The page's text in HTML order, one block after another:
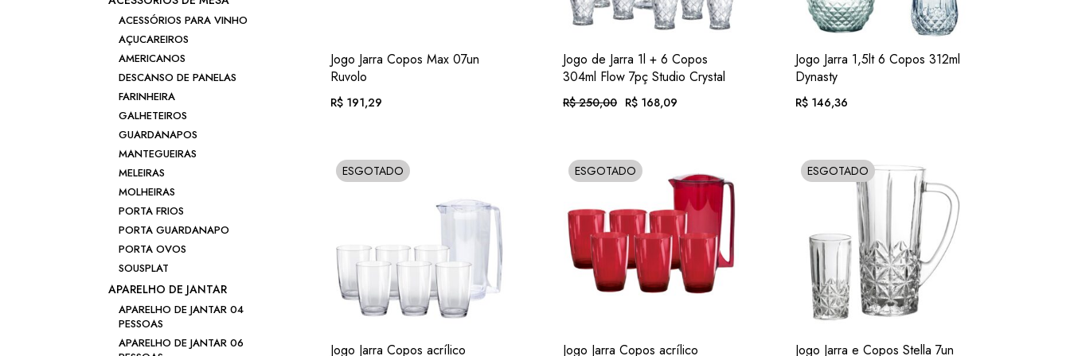
ADIC.
FAVORITOS
VER
Jogo Jarra Copos Max 07un
Ruvolo
R$191,29
ou .R$177,90. no Pix
ADIC.
FAVORITOS
VER
Jogo de Jarra 1l + 6 Copos
304ml Flow 7pç Studio Crystal
R$250,00
O R$168,09
O
ou .R$156,32. no Pix(7% desc.)
ADIC.
FAVORITOS
VER
Jogo Jarra 1,5lt 6 Copos 312ml
Dynasty
R$ 146,36
ou .R$136,12. no Pix (7% desc.)
ESGOTADO
SOLD
ADIC.
VER
Jogo Jarra Copos acrílico
ESGOTADO
SOLD
ADIC.
VER
Jogo Jarra Copos acrílico
ESGOTADO
SOLD
ADIC.
VER
Jogo Jarra e Copos Stella 7un
ACESSÓRIOS PARA VINHO
AÇUCAREIROS
AMERICANOS
DESCANSO DE PANELAS
FARINHEIRA
GALHETEIROS
GUARDANAPOS
MANTEGUEIRAS
MELEIRAS
MOLHEIRAS
PORTA FRIOS
PORTA GUARDANAPO
PORTA OVOS
SOUSPLAT
APARELHO DE JANTAR
APARELHO DE JANTAR 04
PESSOAS
APARELHO DE JANTAR 06